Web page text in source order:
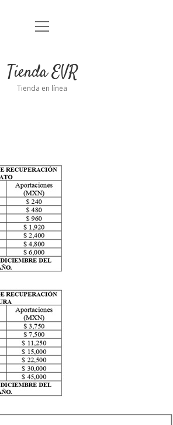
Inicio
Carrito
Abrir
Tienda EVR
Tienda en línea